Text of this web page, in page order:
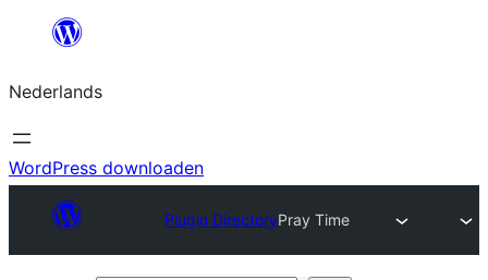
de
inhoud
Nederlands
WordPress downloaden
Plugin DirectoryPray Time